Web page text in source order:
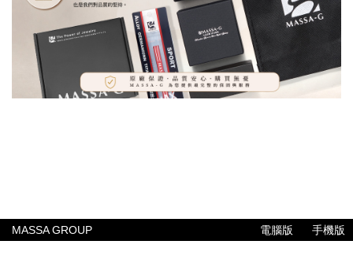
公司簡介
常見問題
MASSA GROUP 電腦版 手機版